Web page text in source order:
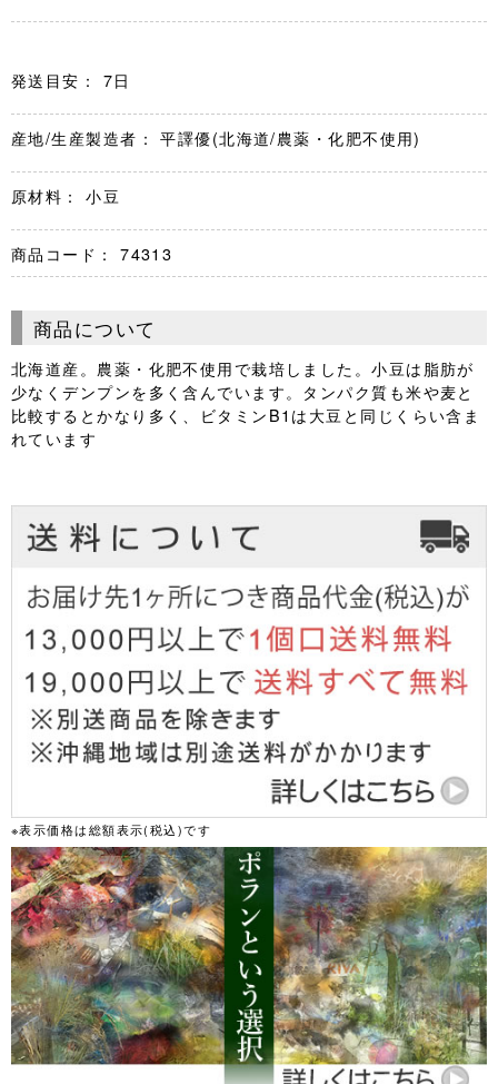
発送目安： 7日
産地/生産製造者： 平譯優(北海道/農薬・化肥不使用)
原材料： 小豆
商品コード： 74313
商品について
北海道産。農薬・化肥不使用で栽培しました。小豆は脂肪が
少なくデンプンを多く含んでいます。タンパク質も米や麦と
比較するとかなり多く、ビタミンB1は大豆と同じくらい含ま
れています
※表示価格は総額表示(税込)です